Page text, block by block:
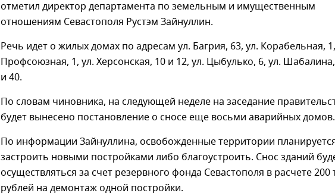
отметил директор департамента по земельным и имущественным
отношениям Севастополя Рустэм Зайнуллин.
Речь идет о жилых домах по адресам ул. Багрия, 63, ул. Корабельная,
Профсоюзная, 1, ул. Херсонская, 10 и 12, ул. Цыбулько, 6, ул.
и 40.
По словам чиновника, на следующей неделе на заседание
будет вынесено постановление о сносе еще восьми аварийных
По информации Зайнуллина, освобожденные территории
застроить новыми постройками либо благоустроить. Снос зданий
осуществляться за счет резервного фонда Севастополя в расчете 200
рублей на демонтаж одной постройки.